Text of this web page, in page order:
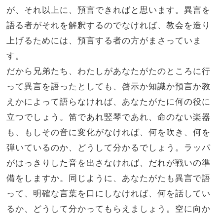
が、それ以上に、預言できればと思います。異言を
語る者がそれを解釈するのでなければ、教会を造り
上げるためには、預言する者の方がまさっていま
す。
だから兄弟たち、わたしがあなたがたのところに行
って異言を語ったとしても、啓示か知識か預言か教
えかによって語らなければ、あなたがたに何の役に
立つでしょう。笛であれ竪琴であれ、命のない楽器
も、もしその音に変化がなければ、何を吹き、何を
弾いているのか、どうして分かるでしょう。 ラッパ
がはっきりした音を出さなければ、だれが戦いの準
備をしますか。
同じように、あなたがたも異言で語
って、明確な言葉を口にしなければ、何を話してい
るか、どうして分かってもらえましょう。空に向か